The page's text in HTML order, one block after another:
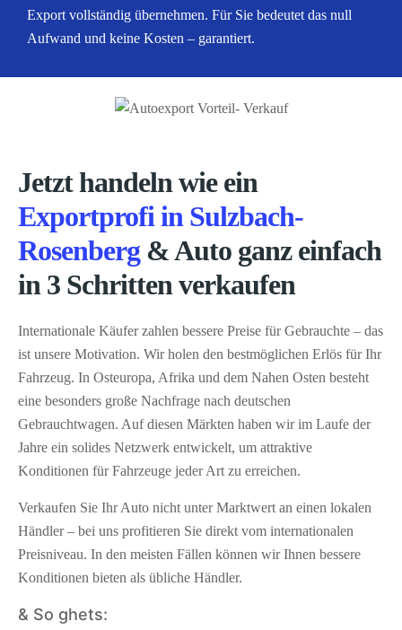
Export vollständig übernehmen. Für Sie bedeutet das null
Aufwand und keine Kosten – garantiert.
Jetzt handeln wie ein
Exportprofi in Sulzbach-
Rosenberg & Auto ganz einfach
in 3 Schritten verkaufen
Internationale Käufer zahlen bessere Preise für Gebrauchte – das
ist unsere Motivation. Wir holen den bestmöglichen Erlös für Ihr
Fahrzeug. In Osteuropa, Afrika und dem Nahen Osten besteht
eine besonders große Nachfrage nach deutschen
Gebrauchtwagen. Auf diesen Märkten haben wir im Laufe der
Jahre ein solides Netzwerk entwickelt, um attraktive
Konditionen für Fahrzeuge jeder Art zu erreichen.
Verkaufen Sie Ihr Auto nicht unter Marktwert an einen lokalen
Händler – bei uns profitieren Sie direkt vom internationalen
Preisniveau. In den meisten Fällen können wir Ihnen bessere
Konditionen bieten als übliche Händler.
& So ghets: